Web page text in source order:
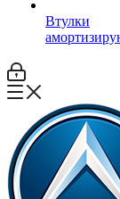
Втулки